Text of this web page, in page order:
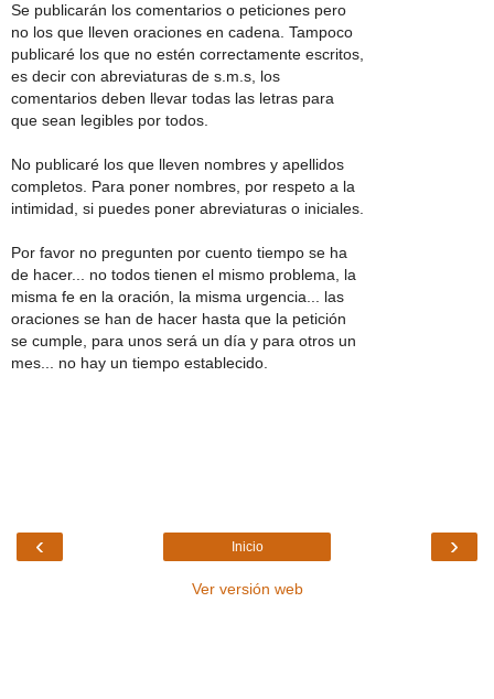
Se publicarán los comentarios o peticiones pero
no los que lleven oraciones en cadena. Tampoco
publicaré los que no estén correctamente escritos,
es decir con abreviaturas de s.m.s, los
comentarios deben llevar todas las letras para
que sean legibles por todos.
No publicaré los que lleven nombres y apellidos
completos. Para poner nombres, por respeto a la
intimidad, si puedes poner abreviaturas o iniciales.
Por favor no pregunten por cuento tiempo se ha
de hacer... no todos tienen el mismo problema, la
misma fe en la oración, la misma urgencia... las
oraciones se han de hacer hasta que la petición
se cumple, para unos será un día y para otros un
mes... no hay un tiempo establecido.
‹ ›
Inicio
Ver versión web